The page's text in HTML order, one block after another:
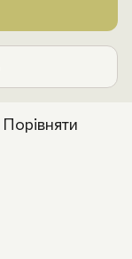
Порівняти